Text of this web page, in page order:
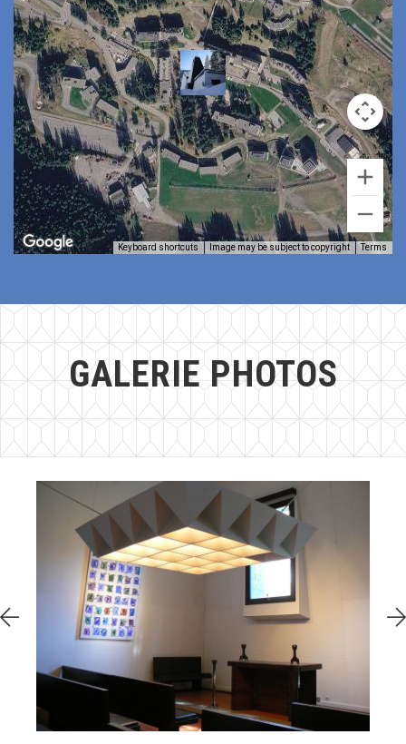
Keyboard shortcuts Image may be subject to copyright Terms
GALERIE PHOTOS